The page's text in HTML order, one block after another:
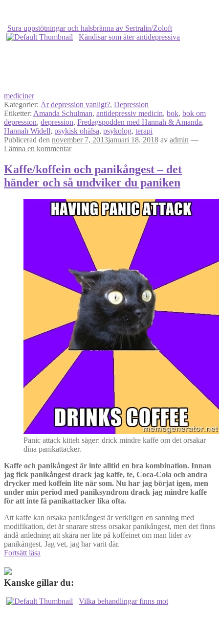
Sura uppstötningar och halsbränna av Sertralin/Zoloft
Kändisar som äter antidepressiva
mediciner
Kategorier: Är depression vanligt?, Depression
Etiketter: Amanda Schulman, antidepressiv medicin, bok, bok om
depression, depression, Fredagspodden med Hannah & Amanda,
Hannah Widell, psykisk ohälsa, psykolog, terapi
Publicerad den november 7, 2013januari 18, 2018 av admin —
Lämna en kommentar
Kaffe/koffein och panikångest – det
händer och så undviker du paniken
Panic attack kitteh säger: drick mindre kaffe om det orsakar
dina panikattacker.
Kaffe och panikångest är inte alltid en bra kombination. Innan
jag fick panikångest drack jag kaffe, te, Coca-Cola och andra
drycker med koffein lite när som. Nu har jag börjat igen, men
under min period med paniksyndrom drack jag mindre kaffe
för att inte få panikattacker lika ofta.
Att kaffe kan orsaka panikångest är verkligen en sanning med
modifikation, det är snarare stress orsakar panikångest, men det finns
ändå anledning att skära ner lite på koffeinet om man lider av
panikångest. Jag vet, jag har varit där.
Fortsätt läsa
–
det
och
Kanske gillar du:
Vilka behandlingar finns mot